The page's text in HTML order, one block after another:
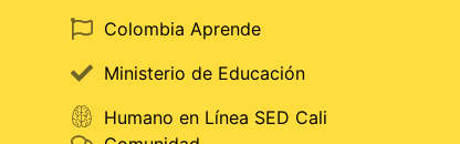
Colombia Aprende
Ministerio de Educación
Humano en Línea SED Cali